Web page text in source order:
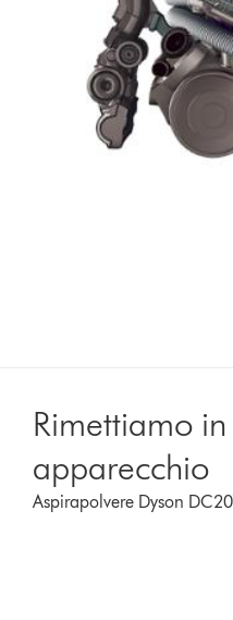
Rimettiamo
apparecchio
Aspirapolvere Dyson